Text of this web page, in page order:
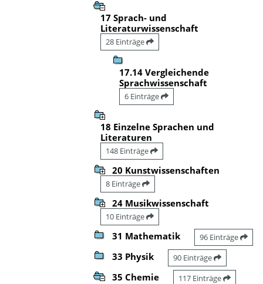
17 Sprach- und
Literaturwissenschaft
28 Einträge
17.14 Vergleichende
Sprachwissenschaft
6 Einträge
18 Einzelne Sprachen und
Literaturen
148 Einträge
20 Kunstwissenschaften
8 Einträge
24 Musikwissenschaft
10 Einträge
31 Mathematik 96 Einträge
33 Physik 90 Einträge
35 Chemie 117 Einträge